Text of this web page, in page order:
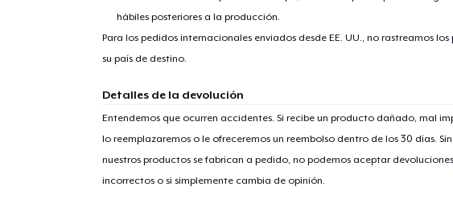
hábiles posteriores a la producción.
Para los pedidos internacionales enviados desde EE. UU., no rastreamos
su país de destino.
Detalles de la devolución
Entendemos que ocurren accidentes. Si recibe un producto dañado, mal
lo reemplazaremos o le ofreceremos un reembolso dentro de los 30 días.
nuestros productos se fabrican a pedido, no podemos aceptar
incorrectos o si simplemente cambia de opinión.